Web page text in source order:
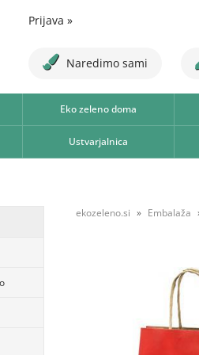
Prijava »
Naredimo sami
Eko zeleno doma
Ustvarjalnica
ekozeleno.si Embalaža